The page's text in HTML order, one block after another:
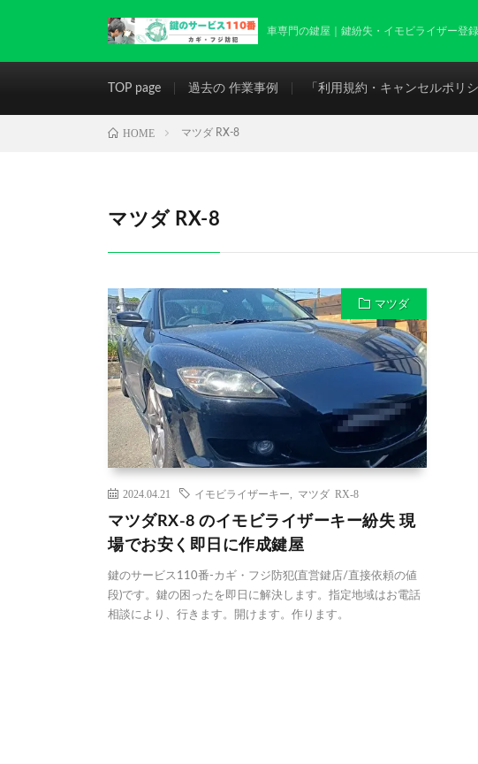
車専門の鍵屋｜鍵紛失・イモビライザー登
TOP page 過去の 作業事例 「利用規約・キャンセルポリシ
HOME マツダ RX-8
マツダ RX-8
マツダ
2024.04.21 イモビライザーキー マツダ RX-8
マツダRX-8 のイモビライザーキー紛失 現
場でお安く即日に作成鍵屋
鍵のサービス110番-カギ・フジ防犯(直営鍵店/直接依頼の値
段)です。鍵の困ったを即日に解決します。指定地域はお電話
相談により、行きます。開けます。作ります。